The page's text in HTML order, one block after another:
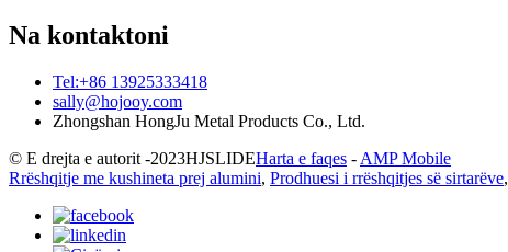
Na kontaktoni
Tel:+86 13925333418
sally@hojooy.com
Zhongshan HongJu Metal Products Co., Ltd.
© E drejta e autorit -2023HJSLIDEHarta e faqes - AMP Mobile
Rrëshqitje me kushineta prej alumini, Prodhuesi i rrëshqitjes së sirtarëve,